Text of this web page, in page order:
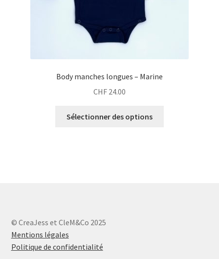
Body manches longues – Marine
CHF 24.00
Sélectionner des options
© CreaJess et CleM&Co 2025
Mentions légales
Politique de confidentialité